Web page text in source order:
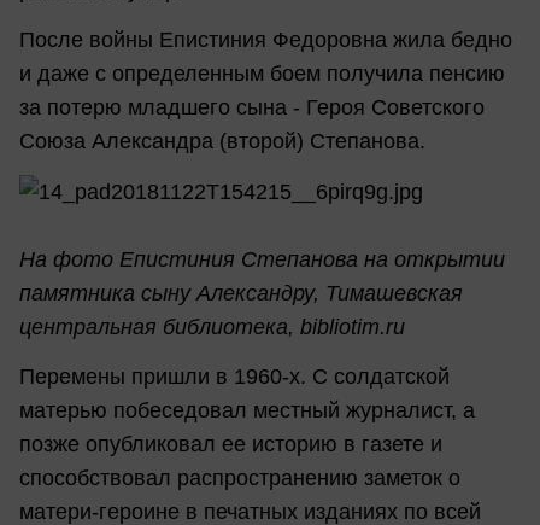
После войны Епистиния Федоровна жила бедно
и даже с определенным боем получила пенсию
за потерю младшего сына - Героя Советского
Союза Александра (второй) Степанова.
На фото Епистиния Степанова на открытии
памятника сыну Александру, Тимашевская
центральная библиотека, bibliotim.ru
Перемены пришли в 1960-х. С солдатской
матерью побеседовал местный журналист, а
позже опубликовал ее историю в газете и
способствовал распространению заметок о
матери-героине в печатных изданиях по всей